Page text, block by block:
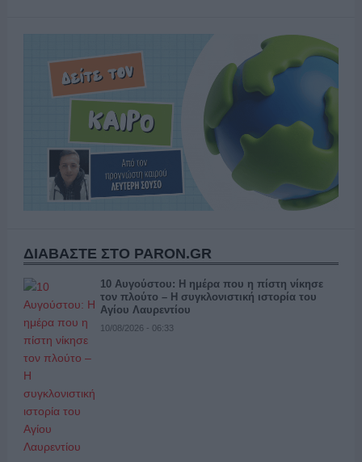
ΔΙΑΒΑΣΤΕ ΣΤΟ PARON.GR
10 Αυγούστου: Η ημέρα που η πίστη νίκησε
τον πλούτο – Η συγκλονιστική ιστορία του
Αγίου Λαυρεντίου
10/08/2026 - 06:33